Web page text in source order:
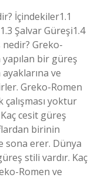
İçindekiler1.1
Şalvar Güreşi1.4
Greko-
bir güreş
ve
Greko-Romen
çalışması yoktur
cesit güreş
birinin
sona erer. Dünya
stili vardır. Kaç
Romen ve